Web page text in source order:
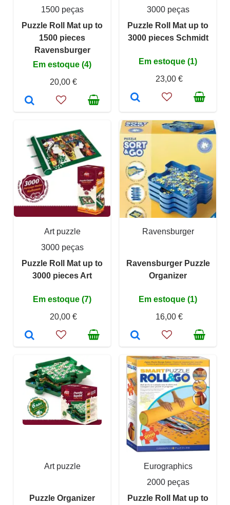
1500 peças
Puzzle Roll Mat up to
1500 pieces
Ravensburger
Em estoque (4)
20,00 €
3000 peças
Puzzle Roll Mat up to
3000 pieces Schmidt
Em estoque (1)
23,00 €
Art puzzle
3000 peças
Puzzle Roll Mat up to
3000 pieces Art
Em estoque (7)
20,00 €
Ravensburger
Ravensburger Puzzle
Organizer
Em estoque (1)
16,00 €
Art puzzle
Puzzle Organizer
Eurographics
2000 peças
Puzzle Roll Mat up to